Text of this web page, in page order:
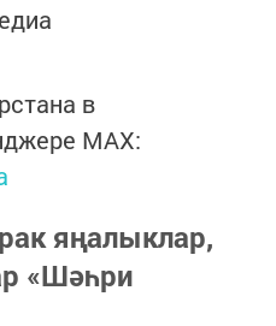
в
MАХ:
яңалыклар,
«Шәһри